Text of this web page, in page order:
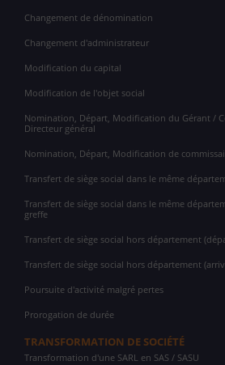
Changement de dénomination
Changement d'administrateur
Modification du capital
Modification de l'objet social
Nomination, Départ, Modification du Gérant /
Directeur général
Nomination, Départ, Modification de
Transfert de siège social dans le même
Transfert de siège social dans le même
greffe
Transfert de siège social hors département
Transfert de siège social hors département
Poursuite d'activité malgré pertes
Prorogation de durée
TRANSFORMATION DE SOCIÉTÉ
Transformation d'une SARL en SAS / SASU